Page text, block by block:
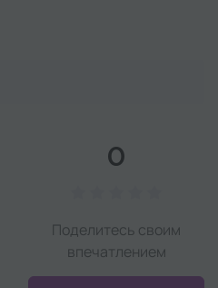
0
Поделитесь своим
впечатлением